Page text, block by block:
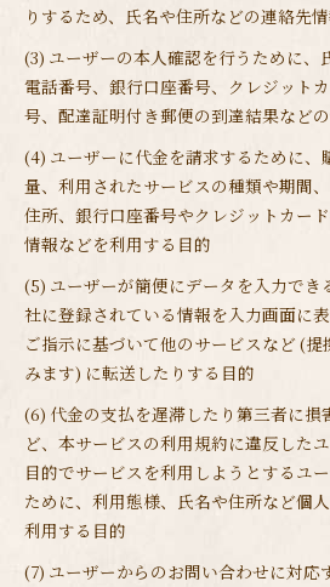
りするため、氏名や住所などの連絡先
(3) ユーザーの本人確認を行うために、
電話番号、銀行口座番号、クレジット
号、配達証明付き郵便の到達結果など
(4) ユーザーに代金を請求するために、
量、利用されたサービスの種類や期間
住所、銀行口座番号やクレジットカー
情報などを利用する目的
(5) ユーザーが簡便にデータを入力でき
社に登録されている情報を入力画面に
ご指示に基づいて他のサービスなど (
みます) に転送したりする目的
(6) 代金の支払を遅滞したり第三者に損
ど、本サービスの利用規約に違反した
目的でサービスを利用しようとするユ
ために、利用態様、氏名や住所など個
利用する目的
(7) ユーザーからのお問い合わせに対応